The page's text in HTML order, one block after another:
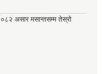
असार मसान्तसम्म तेस्रो